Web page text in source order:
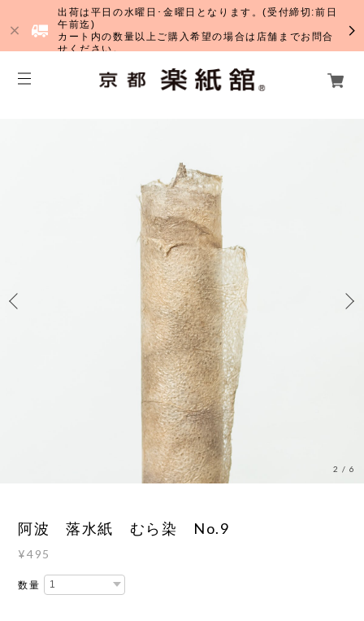
出荷は平日の水曜日･金曜日となります。(受付締切:前日
午前迄)
カート内の数量以上ご購入希望の場合は店舗までお問合
せください。
3 /6
阿波 落水紙 むら染 No.9
¥495
数量